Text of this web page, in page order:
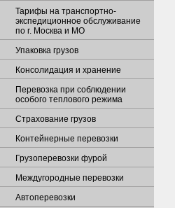
Тарифы на транспортно-
экспедиционное обслуживание
по г. Москва и МО
Упаковка грузов
Консолидация и хранение
Перевозка при соблюдении
особого теплового режима
Страхование грузов
Контейнерные перевозки
Грузоперевозки фурой
Междугородные перевозки
Автоперевозки